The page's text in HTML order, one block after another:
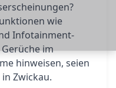
wie
Infotainment-
im
hinweisen, seien
Zwickau.